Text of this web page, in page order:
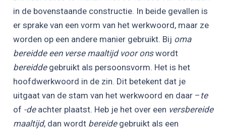
in de bovenstaande constructie. In beide gevallen is
er sprake van een vorm van het werkwoord, maar ze
worden op een andere manier gebruikt. Bij oma
bereidde een verse maaltijd voor onswordt
bereiddegebruikt als persoonsvorm. Het is het
hoofdwerkwoord in de zin. Dit betekent dat je
uitgaat van de stam van het werkwoord en daar – te
of -deachter plaatst. Heb je het over een versbereide
maaltijd, dan wordt bereidegebruikt als een